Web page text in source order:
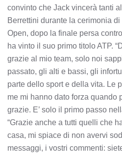
convinto che Jack vincerà tanti
Berrettini durante la cerimonia
Open, dopo la finale persa
ha vinto il suo primo titolo ATP.
grazie al mio team, solo noi
passato, gli alti e bassi, gli
parte dello sport e della vita. Le
me mi hanno dato forza quando
grazie. E’ solo il primo passo
“Grazie anche a tutti quelli che
casa, mi spiace di non avervi
messaggi, i vostri commenti: